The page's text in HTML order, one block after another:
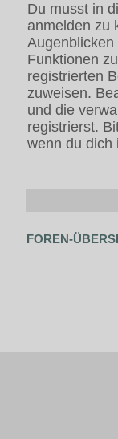
Du musst in
anmelden zu
Funktionen
registrierten
zuweisen.
und die
registrierst.
wenn du dich
FOREN-